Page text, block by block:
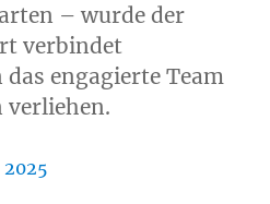
– wurde der
verbindet
engagierte Team
verliehen.